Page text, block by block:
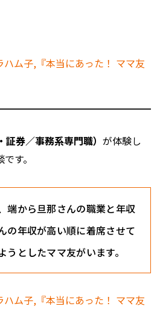
券／事務系専門職） が体験し
す。
端から旦那さんの職業と年収
の年収が高い順に着席させて
としたママ友がいます。